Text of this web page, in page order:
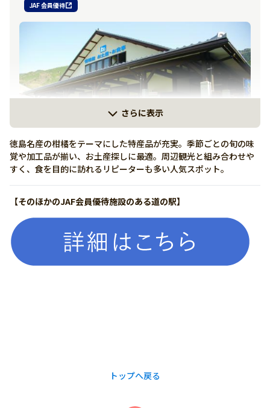
0884-62-1171
https://momijigawa-spa.com/
JAF 会員優待
詳しく見る
さらに表示
徳島名産の柑橘をテーマにした特産品が充実。季節ごとの旬の味
覚や加工品が揃い、お土産探しに最適。周辺観光と組み合わせや
すく、食を目的に訪れるリピーターも多い人気スポット。
【そのほかのJAF会員優待施設のある道の駅】
トップへ戻る